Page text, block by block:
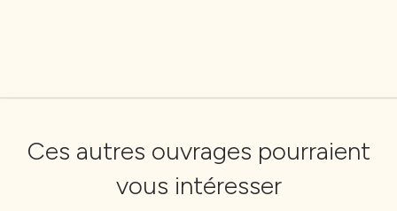
Ces autres ouvrages pourraient
vous intéresser